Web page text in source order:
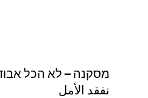
מסקנה – לא הכל
نفقد الأمل